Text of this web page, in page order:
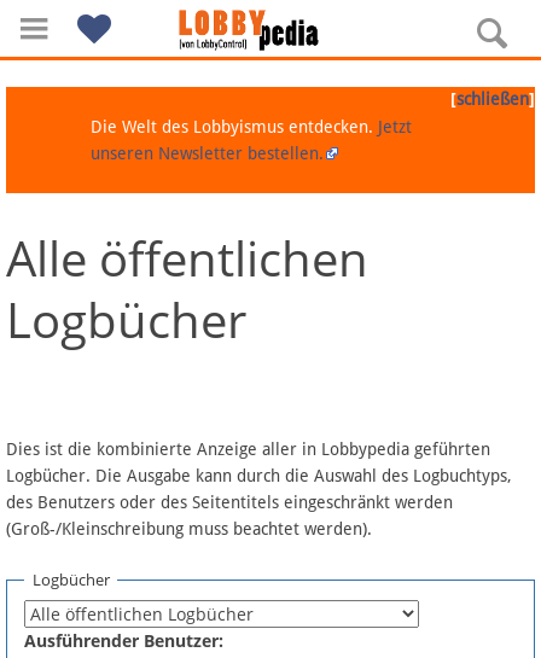
Navigation
Über Lobbypedia
Artikel nach Kategorien
FAQ
Fördermitglied werden
[schließen]
Die Welt des Lobbyismus entdecken. Jetzt
unseren Newsletter bestellen.
Alle öffentlichen
Logbücher
Dies ist die kombinierte Anzeige aller in Lobbypedia geführten
Logbücher. Die Ausgabe kann durch die Auswahl des Logbuchtyps,
des Benutzers oder des Seitentitels eingeschränkt werden
(Groß-/Kleinschreibung muss beachtet werden).
Logbücher
Ausführender Benutzer: